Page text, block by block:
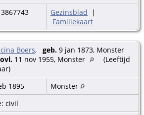
Gezinsblad |
Familiekaart
Boers, geb. 9 jan 1873, Monster
ovl. 11 nov 1955, Monster
(Leeftijd
1895
Monster
civil